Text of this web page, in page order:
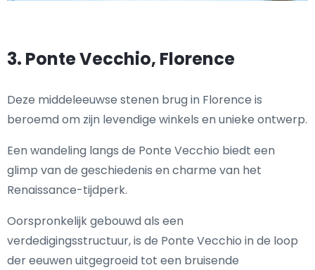
3. Ponte Vecchio, Florence
Deze middeleeuwse stenen brug in Florence is
beroemd om zijn levendige winkels en unieke ontwerp.
Een wandeling langs de Ponte Vecchio biedt een
glimp van de geschiedenis en charme van het
Renaissance-tijdperk.
Oorspronkelijk gebouwd als een
verdedigingsstructuur, is de Ponte Vecchio in de loop
der eeuwen uitgegroeid tot een bruisende